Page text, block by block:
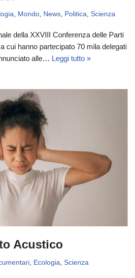
Mondo News Politica Scienza
della XXVIII Conferenza delle Parti
cui hanno partecipato 70 mila delegati
alle… Leggi tutto »
Acustico
Ecologia Scienza